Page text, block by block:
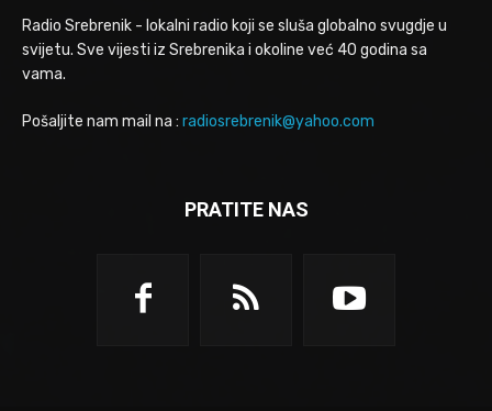
Radio Srebrenik - lokalni radio koji se sluša globalno svugdje u
svijetu. Sve vijesti iz Srebrenika i okoline već 40 godina sa
vama.
Pošaljite nam mail na : radiosrebrenik@yahoo.com
PRATITE NAS